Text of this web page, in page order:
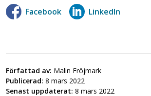
Facebook LinkedIn
Författad av: Malin Fröjmark
Publicerad: 8 mars 2022
Senast uppdaterat: 8 mars 2022